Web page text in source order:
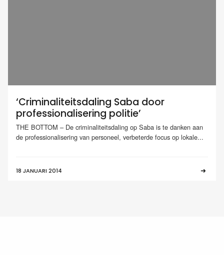
‘Criminaliteitsdaling Saba door
professionalisering politie’
THE BOTTOM – De criminaliteitsdaling op Saba is te danken aan
de professionalisering van personeel, verbeterde focus op lokale...
18 JANUARI 2014